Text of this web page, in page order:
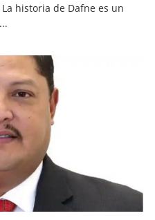
historia de Dafne es un